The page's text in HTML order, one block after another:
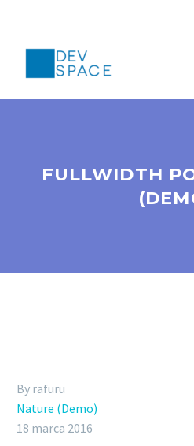
FULLWIDTH
By rafuru
Nature (Demo)
18 marca 2016